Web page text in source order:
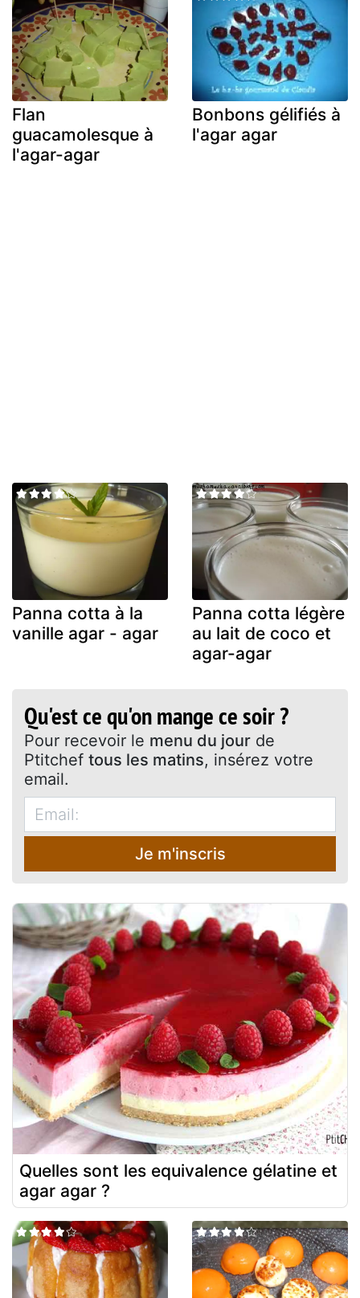
Flan
guacamolesque à
l'agar-agar
Bonbons gélifiés à
l'agar agar
Panna cotta à la
vanille agar - agar
Panna cotta légère
au lait de coco et
agar-agar
Qu'est ce qu'on mange ce soir ?
Pour recevoir le menu du jour de
Ptitchef tous les matins, insérez votre
email.
Je m'inscris
Quelles sont les equivalence gélatine et
agar agar ?